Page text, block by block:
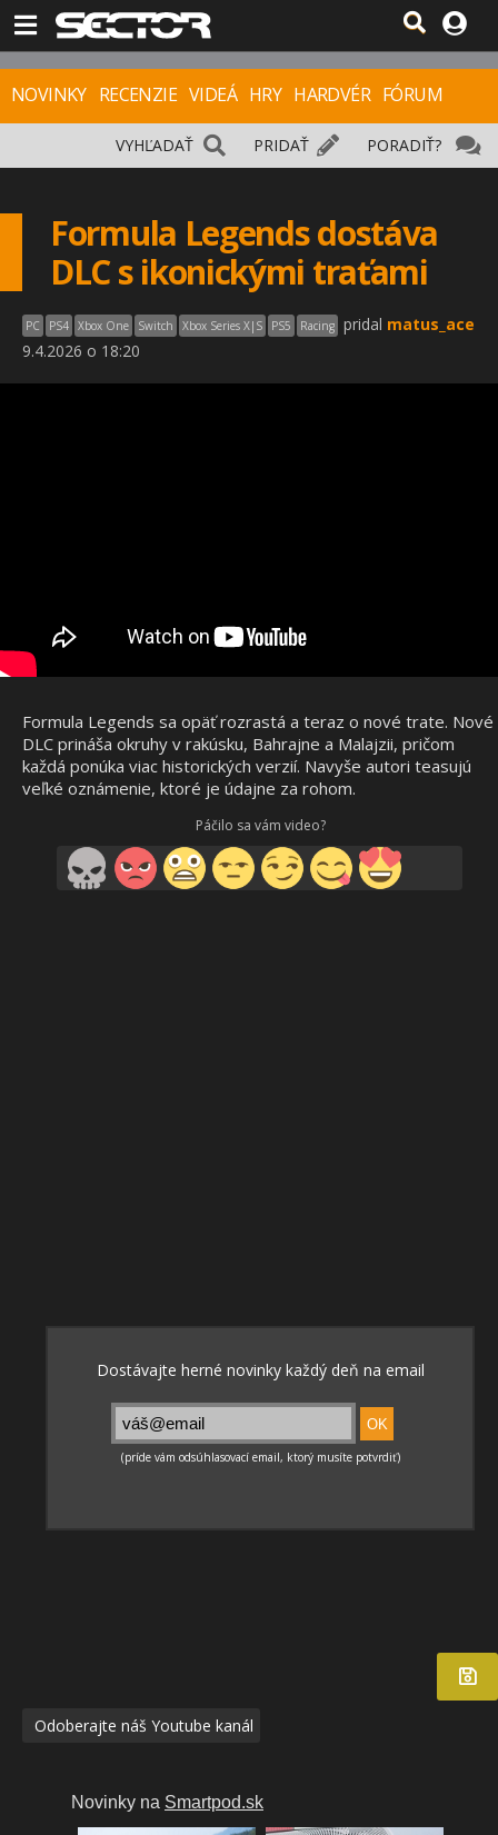
NOVINKY RECENZIE VIDEÁ HRY HARDVÉR FÓRUM
PORADIŤ?
PRIDAŤ
VYHĽADAŤ
Formula Legends dostáva
DLC s ikonickými traťami
PC PS4 Xbox One Switch Xbox Series X|S PS5 Racing pridal matus_ace
9.4.2026 o 18:20
Formula Legends sa opäť rozrastá a teraz o nové trate. Nové
DLC prináša okruhy v rakúsku, Bahrajne a Malajzii, pričom
každá ponúka viac historických verzií. Navyše autori teasujú
veľké oznámenie, ktoré je údajne za rohom.
Páčilo sa vám video?
Odoberajte náš Youtube kanál